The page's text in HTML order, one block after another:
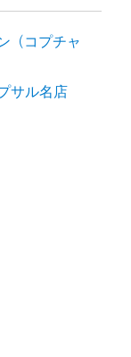
（コプチャ
サル名店